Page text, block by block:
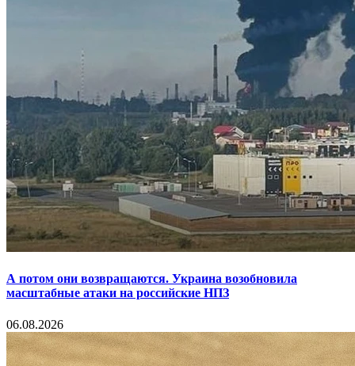
А потом они возвращаются. Украина возобновила
масштабные атаки на российские НПЗ
06.08.2026